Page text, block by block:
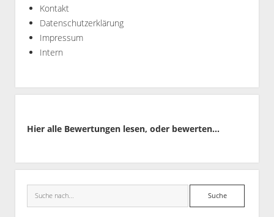
Kontakt
Datenschutzerklärung
Impressum
Intern
Hier alle Bewertungen lesen, oder bewerten...
Suche